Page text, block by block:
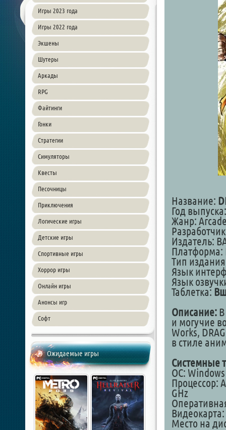
Игры 2023 года
Игры 2022 года
Экшены
Шутеры
Аркады
RPG
Файтинги
Гонки
Стратегии
Симуляторы
Квесты
Песочницы
Приключения
Логические игры
Детские игры
Спортивные игры
Хоррор игры
Онлайн игры
Анонсы игр
Софт
Ожидаемые игры
Название:
Год
Жанр:
Издатель:
Платформа:
Тип
Язык
Язык
Таблетка:
Описание:
и могучие
Works,
в стиле
Системные
ОС: Windows
Процессор:
GHz
Видеокарта:
Место на